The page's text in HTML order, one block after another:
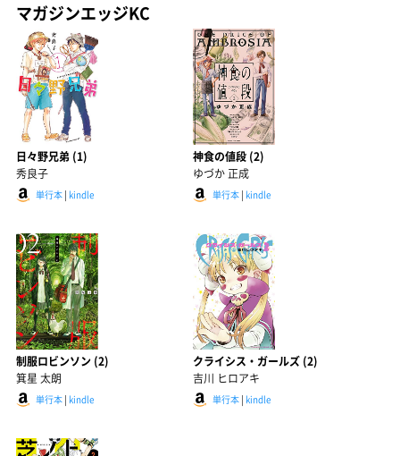
マガジンエッジKC
日々野兄弟 (1)
秀良子
単行本 | kindle
神食の値段 (2)
ゆづか 正成
単行本| kindle
制服ロビンソン (2)
箕星 太朗
単行本 | kindle
クライシス・ガールズ (2)
吉川 ヒロアキ
単行本| kindle